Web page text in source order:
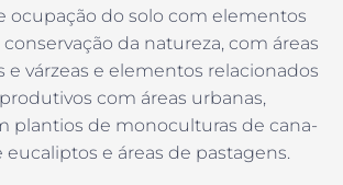
ocupação do solo com elementos
da natureza, com áreas
e várzeas e elementos relacionados
com áreas urbanas,
plantios de monoculturas de cana-
e áreas de pastagens.